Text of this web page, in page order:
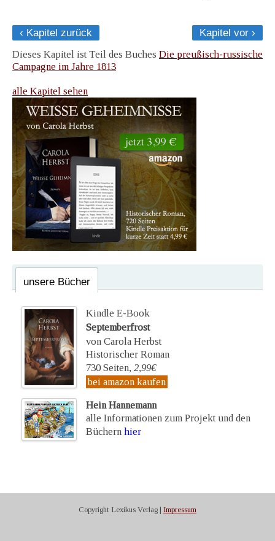
‹ Kapitel zurück
Kapitel vor ›
Dieses Kapitel ist Teil des Buches Die preußisch-russische
Campagne im Jahre 1813
alle Kapitel sehen
unsere Bücher
Kindle E-Book
Septemberfrost
von Carola Herbst
Historischer Roman
730 Seiten, 2,99€
bei amazon kaufen
Hein Hannemann
alle Informationen zum Projekt und den
Büchern hier
Copyright Lexikus Verlag | Impressum